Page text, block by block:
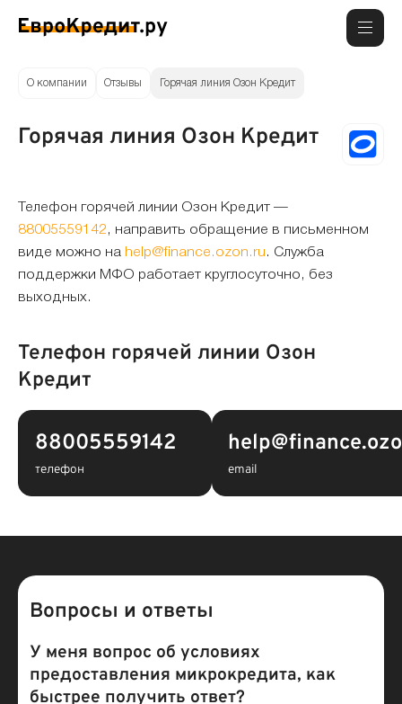
О компании Отзывы Горячая линия Озон Кредит
Горячая линия Озон Кредит
Телефон горячей линии Озон Кредит —
88005559142 , направить обращение в письменном
виде можно на help@finance.ozon.ru . Служба
поддержки МФО работает круглосуточно, без
выходных.
Телефон горячей линии Озон
Кредит
88005559142
телефон email
Вопросы и ответы
У меня вопрос об условиях
предоставления микрокредита, как
быстрее получить ответ?